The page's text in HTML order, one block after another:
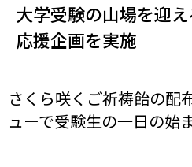
大学受験の山場を迎
応援企画を実施
さくら咲くご祈祷飴の配
ューで受験生の一日の始